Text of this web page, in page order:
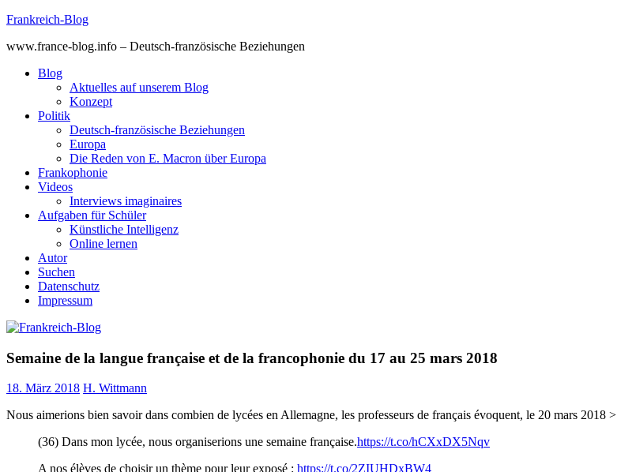
Skip
content
Frankreich-Blog
www.france-blog.info – Deutsch-französische Beziehungen
Blog
Aktuelles auf unserem Blog
Konzept
Politik
Deutsch-französische Beziehungen
Europa
Die Reden von E. Macron über Europa
Frankophonie
Videos
Interviews imaginaires
Aufgaben für Schüler
Künstliche Intelligenz
Online lernen
Autor
Suchen
Datenschutz
Impressum
Semaine de la langue française et de la francophonie du 17 au 25 mars 2018
18. März 2018 H. Wittmann
Nous aimerions bien savoir dans combien de lycées en Allemagne, les professeurs de français évoquent, le 20 mars 2018 >
(36) Dans mon lycée, nous organiserions une semaine française.https://t.co/hCXxDX5Nqv
A nos élèves de choisir un thème pour leur exposé : https://t.co/2ZIUHDxBW4